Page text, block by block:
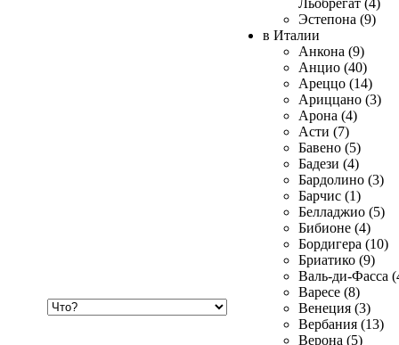
Льобрегат (4)
Эстепона (9)
в Италии
Анкона (9)
Анцио (40)
Ареццо (14)
Ариццано (3)
Арона (4)
Асти (7)
Бавено (5)
Бадези (4)
Бардолино (3)
Барчис (1)
Белладжио (5)
Бибионе (4)
Бордигера (10)
Бриатико (9)
Валь-ди-Фасса
Варесе (8)
Венеция (3)
Вербания (13)
Верона (5)